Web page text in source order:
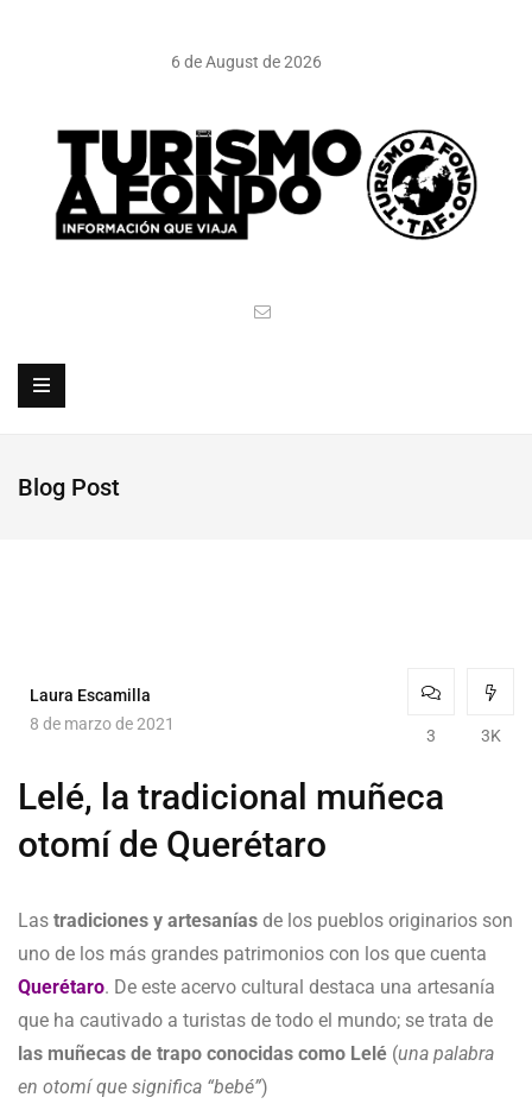
6 de August de 2026
Blog Post
Laura Escamilla
8 de marzo de 2021
3 3K
Lelé, la tradicional muñeca
otomí de Querétaro
Las tradiciones y artesanías de los pueblos originarios son
uno de los más grandes patrimonios con los que cuenta
Querétaro. De este acervo cultural destaca una artesanía
que ha cautivado a turistas de todo el mundo; se trata de
las muñecas de trapo conocidas como Lelé (una palabra
en otomí que significa “bebé”)